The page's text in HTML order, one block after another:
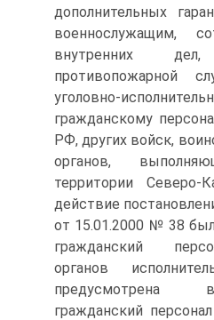
дополнительных
военнослужащим,
внутренних дел,
противопожарной
уголовно-
гражданскому
РФ, других войск,
органов,
территории Северо-
действие
от 15.01.2000 № 38
гражданский
органов
предусмотрена
гражданский